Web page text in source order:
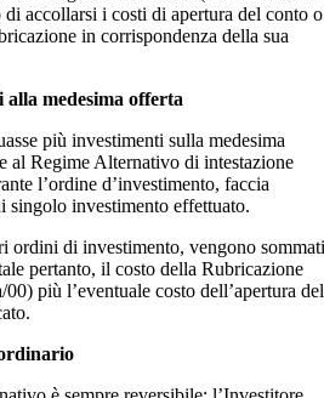
accollarsi i costi di apertura del conto o
in corrispondenza della sua
medesima offerta
più investimenti sulla medesima
al Regime Alternativo di intestazione
l’ordine d’investimento, faccia
singolo investimento effettuato.
ordini di investimento, vengono sommati
pertanto, il costo della Rubricazione
00) più l’eventuale costo dell’apertura del